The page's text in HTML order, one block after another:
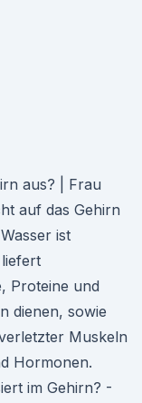
aus? | Frau
auf das Gehirn
ist
Proteine und
dienen, sowie
Muskeln
Hormonen.
im Gehirn? -